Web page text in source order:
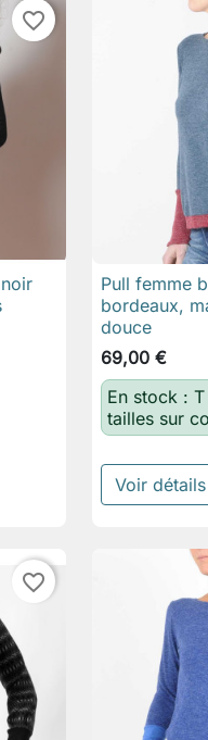
favorite_border

Pull femme
bordeaux,
douce
69,00 €
En stock :
tailles sur
Voir détails
favorite_border